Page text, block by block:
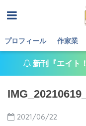
プロフィール 作家業
新刊『エイト
2021/06/22